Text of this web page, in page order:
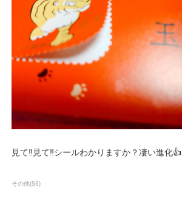
見て‼️見て‼️シールわかりますか？凄い進化👍️
その他(55)